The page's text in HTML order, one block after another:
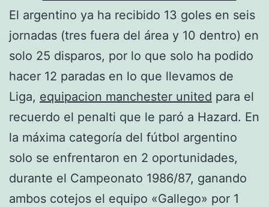
El argentino ya ha recibido 13 goles en seis
jornadas (tres fuera del área y 10 dentro) en
solo 25 disparos, por lo que solo ha podido
hacer 12 paradas en lo que llevamos de
Liga, equipacion manchester united para el
recuerdo el penalti que le paró a Hazard. En
la máxima categoría del fútbol argentino
solo se enfrentaron en 2 oportunidades,
durante el Campeonato 1986/87, ganando
ambos cotejos el equipo «Gallego» por 1